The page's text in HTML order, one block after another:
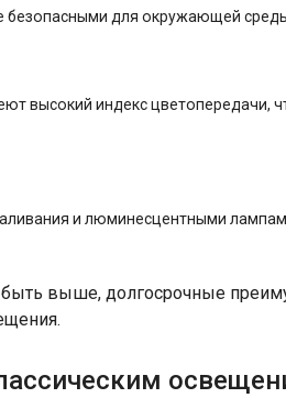
безопасными для окружающей
высокий индекс цветопередачи,
и люминесцентными
выше, долгосрочные